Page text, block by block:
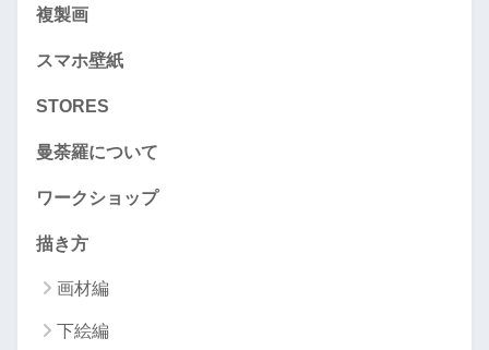
複製画
スマホ壁紙
STORES
曼荼羅について
ワークショップ
描き方
画材編
下絵編